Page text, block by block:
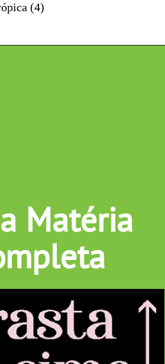
(4)
Matéria